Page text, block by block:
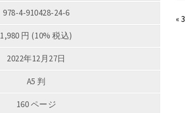
978-4-910428-24-6
1,980 円 (10% 税込)
2022年12月27日
A5 判
160 ページ
«